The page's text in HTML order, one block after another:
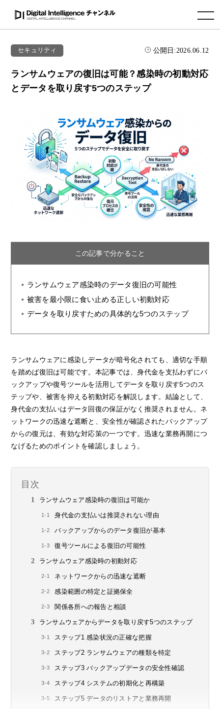
toggle navigation
セキュリティ 公開日:2026.06.12
ランサムウェアの復旧は可能？感染時の初動対応
とデータを取り戻す5つのステップ
この記事で分かること
ランサムウェア感染時のデータ復旧の可能性
被害を最小限に食い止める正しい初動対応
データを取り戻すための具体的な5つのステップ
ランサムウェアに感染しデータが暗号化されても、適切な手順
を踏めば復旧は可能です。本記事では、身代金を支払わずにバ
ックアップや復号ツールを活用してデータを取り戻す5つのス
テップや、被害を抑える初動対応を解説します。結論として、
身代金の支払いはデータ回復の保証がなく推奨されません。ネ
ットワークの迅速な遮断と、安全性が確認されたバックアップ
からの復元は、有効な対応策の一つです。迅速な業務再開につ
なげるためのポイントを確認しましょう。
目次
ランサムウェア感染時の復旧は可能か
身代金の支払いは推奨されない理由
バックアップからのデータ復旧が基本
復号ツールによる復旧の可能性
ランサムウェア感染時の初動対応
ネットワークからの迅速な遮断
感染範囲の特定と証拠保全
関係各所への報告と相談
ランサムウェアからデータを取り戻す5つのステップ
ステップ1 感染状況の正確な把握
ステップ2 ランサムウェアの種類を特定
ステップ3 バックアップデータの安全性確認
ステップ4 システムの初期化と再構築
ステップ5 データのリストアと業務再開